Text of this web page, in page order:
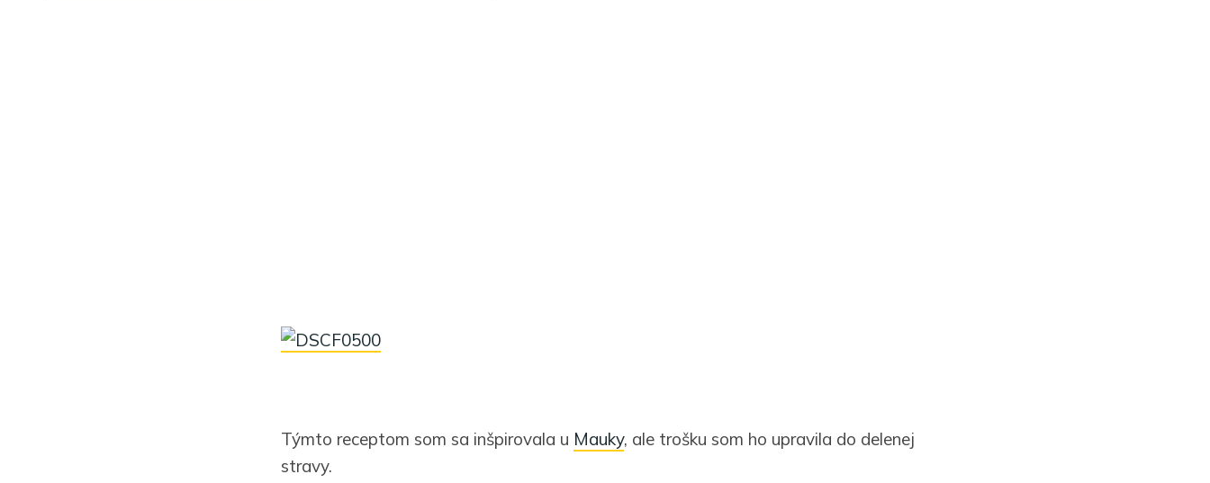
Týmto receptom som sa inšpirovala u Mauky, ale trošku som ho upravila do delenej
stravy.